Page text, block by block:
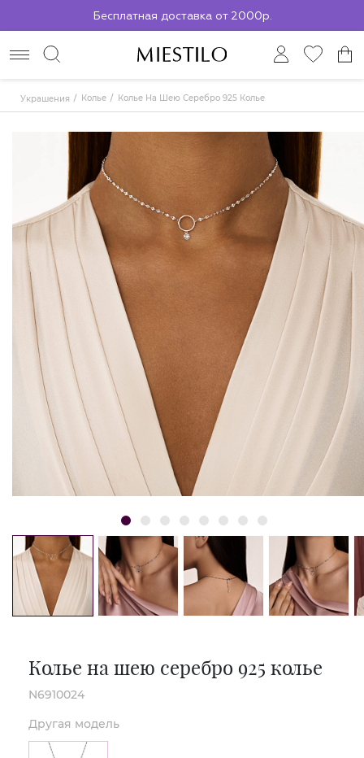
Бесплатная доставка от 2000р.
По всей России до ПВЗ СДЭК
Украшения Колье Колье На Шею Серебро 925 Колье
Колье на шею серебро 925 колье
N6910024
Другая модель